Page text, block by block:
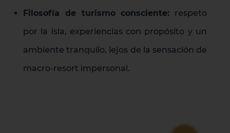
Filosofía de turismo consciente: respeto
por la isla, experiencias con propósito y un
ambiente tranquilo, lejos de la sensación de
macro-resort impersonal.